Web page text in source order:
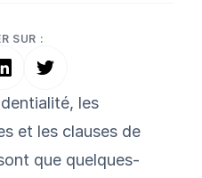
SUR :
les
et les clauses de
que quelques-